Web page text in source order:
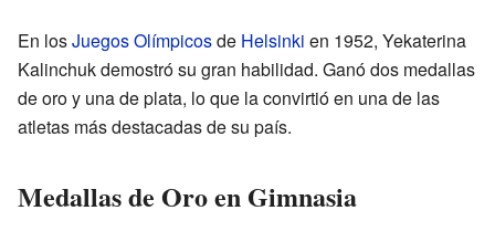
En losJuegos Olímpicosde Helsinki en 1952, Yekaterina
Kalinchuk demostró su gran habilidad. Ganó dos medallas
de oro y una de plata, lo que la convirtió en una de las
atletas más destacadas de su país.
Medallas de Oro en Gimnasia